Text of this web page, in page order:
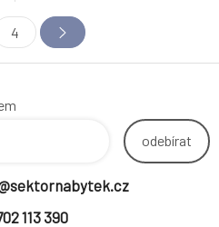
desky: 32 mm Moderní
sektorový systém vhodný na
zařízení kanceláří, pracoven,
4
odebírat
113 390